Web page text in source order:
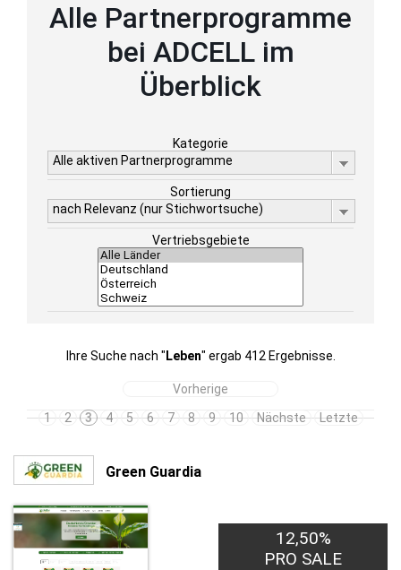
Alle Partnerprogramme
bei ADCELL im
Überblick
Kategorie
Alle aktiven Partnerprogramme
Sortierung
nach Relevanz (nur Stichwortsuche)
Vertriebsgebiete
Ihre Suche nach " Leben" ergab 412 Ergebnisse.
Vorherige
1
2 3 4 5 6 7 8 9 10 Nächste Letzte
Green Guardia
12,50%
PRO SALE